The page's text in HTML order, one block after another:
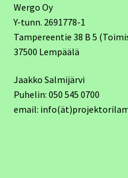
Wergo Oy
Y-tunn. 2691778-1
Tampereentie 38 B 5
37500 Lempäälä
Jaakko Salmijärvi
Puhelin: 050 545 0700
email: